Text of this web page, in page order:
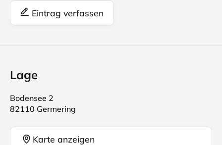
Eintrag verfassen
Lage
Bodensee 2
82110 Germering
Karte anzeigen